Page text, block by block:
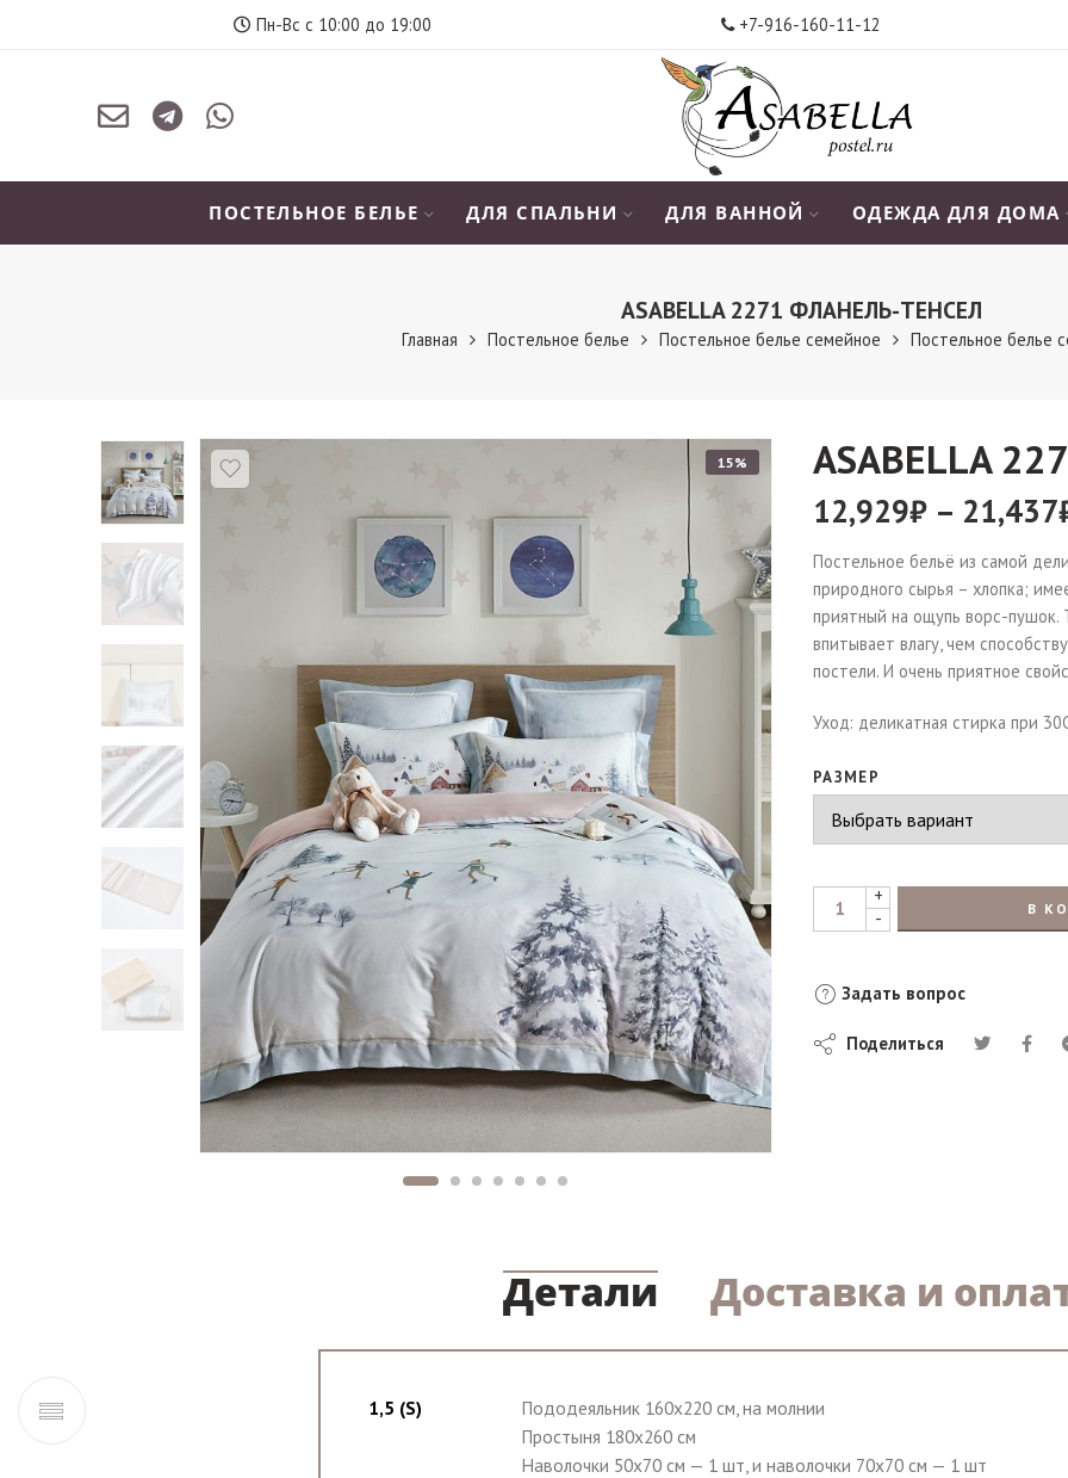
Пн-Вс с 10:00 до 19:00 +7-916-160-11-12
ПОСТЕЛЬНОЕ БЕЛЬЕ ДЛЯ СПАЛЬНИ ДЛЯ ВАННОЙ ОДЕЖДА ДЛЯ ДОМА
АSABELLA 2271 ФЛАНЕЛЬ-ТЕНСЕЛ
Главная Постельное белье Постельное белье семейное Постельное белье
15% АSABELLA
12,929₽ – 21,437
Постельное бельё из самой
природного сырья – хлопка;
приятный на ощупь ворс-пушок.
впитывает влагу, чем
постели. И очень приятное
Уход: деликатная стирка при
РАЗМЕР
+
-
В
Задать вопрос
Поделиться
Детали Доставка и
1,5 (S)
Пододеяльник 160х220 см, на молнии
Простыня 180х260 см
Наволочки 50х70 см — 1 шт, и наволочки 70х70 см — 1 шт